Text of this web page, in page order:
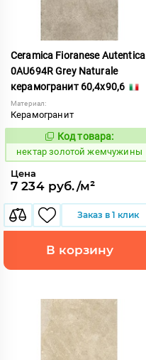
Ceramica Fioranese Autentica
0AU694R Grey Naturale
керамогранит 60,4x90,6
Материал:
Керамогранит
1129151
Код товара:
нектар золотой жемчужины
Цена
7 234 руб./м²
Заказ в 1 клик
В корзину